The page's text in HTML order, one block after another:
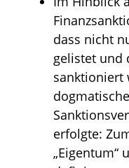
dass nicht
gelistet und
sanktioniert
erfolgte:
„Eigentum“